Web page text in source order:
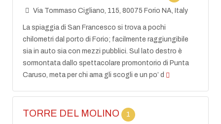
Via Tommaso Cigliano, 115, 80075 Forio NA, Italy
La spiaggia di San Francesco si trova a pochi
chilometri dal porto di Forio; facilmente raggiungibile
sia in auto sia con mezzi pubblici. Sul lato destro è
sormontata dallo spettacolare promontorio di Punta
Caruso, meta per chi ama gli scogli e un po’ d
TORRE DEL MOLINO 1